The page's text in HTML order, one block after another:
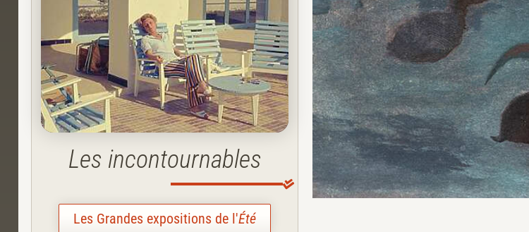
Les incontournables
Les Grandes expositions de l'Été